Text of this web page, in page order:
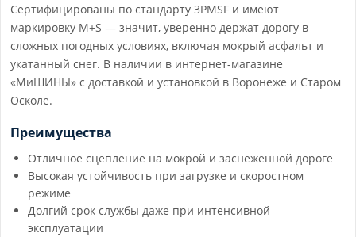
Сертифицированы по стандарту 3PMSF и имеют
маркировку M+S — значит, уверенно держат дорогу в
сложных погодных условиях, включая мокрый асфальт и
укатанный снег. В наличии в интернет-магазине
«МиШИНЫ» с доставкой и установкой в Воронеже и Старом
Осколе.
Преимущества
Отличное сцепление на мокрой и заснеженной дороге
Высокая устойчивость при загрузке и скоростном
режиме
Долгий срок службы даже при интенсивной
эксплуатации